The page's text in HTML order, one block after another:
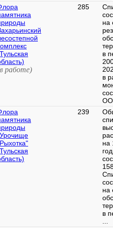
работе)
285
на
в
в
239
на
год
на
в